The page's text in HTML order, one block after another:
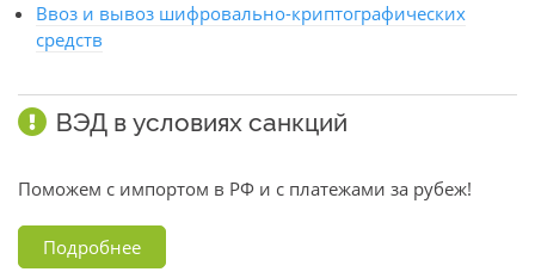
Ввоз и вывоз шифровально-криптографических
средств
ВЭД в условиях санкций
Поможем с импортом в РФ и с платежами за рубеж!
Подробнее